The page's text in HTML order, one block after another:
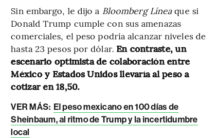
Sin embargo, le dijo a Bloomberg Líneaque si
Donald Trump cumple con sus amenazas
comerciales, el peso podría alcanzar niveles de
hasta 23 pesos por dólar. En contraste, un
escenario optimista de colaboración entre
México y Estados Unidos llevaría al peso a
cotizar en 18,50.
VER MÁS: El peso mexicano en 100 días de
Sheinbaum, al ritmo de Trump y la incertidumbre
local